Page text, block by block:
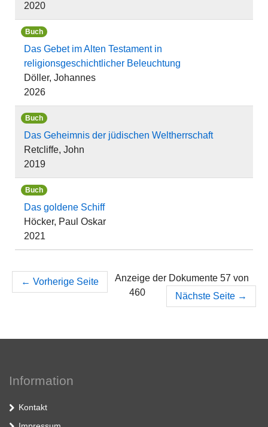
2020
Buch
Das Gebet im Alten Testament in
religionsgeschichtlicher Beleuchtung
Döller, Johannes
2026
Buch
Das Geheimnis der jüdischen Weltherrschaft
Retcliffe, John
2019
Buch
Das goldene Schiff
Höcker, Paul Oskar
2021
← Vorherige Seite
Anzeige der Dokumente 57 von
460
Nächste Seite →
Information
Kontakt